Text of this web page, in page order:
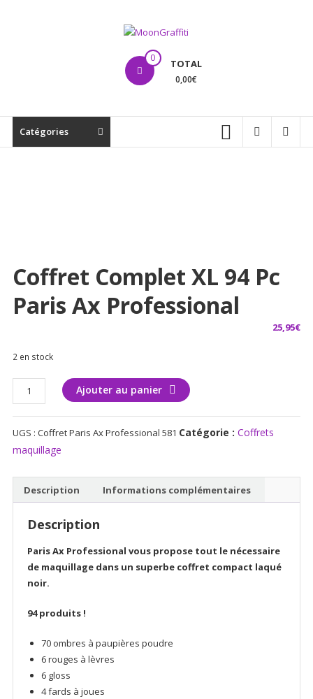
MoonGraffiti 0 TOTAL
0,00€
Catégories
Coffret Complet XL 94 Pc
Paris Ax Professional
25,95€
2 en stock
quantité
de
Coffret
complet
XL
Paris
Professional
Ajouter au panier
UGS : Coffret Paris Ax Professional 581 Catégorie : Coffrets
maquillage
Description Informations complémentaires
Description
Paris Ax Professional vous propose tout le nécessaire
de maquillage dans un superbe coffret compact laqué
noir.
94 produits !
70 ombres à paupières poudre
6 rouges à lèvres
6 gloss
4 fards à joues